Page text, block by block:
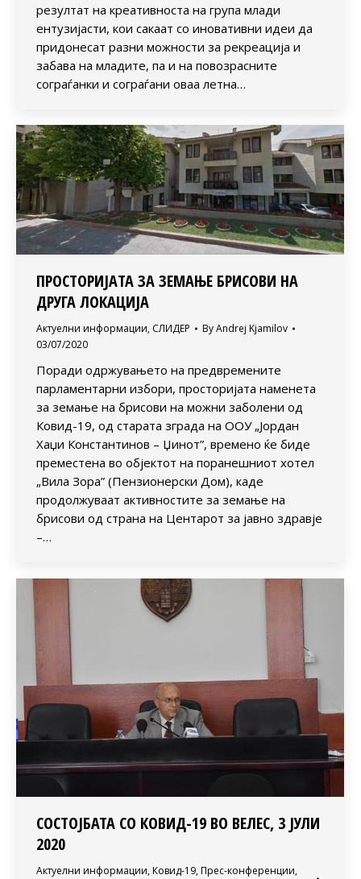
резултат на креативноста на група млади
ентузијасти, кои сакаат со иновативни идеи да
придонесат разни можности за рекреација и
забава на младите, па и на повозрасните
сограѓанки и сограѓани оваа летна…
ПРОСТОРИЈАTA ЗА ЗЕМАЊЕ БРИСОВИ НА
ДРУГА ЛОКАЦИЈА
Актуелни информации, СЛИДЕР ByAndrej Kjamilov
03/07/2020
Поради одржувањето на предвремените
парламентарни избори, просторијата наменета
за земање на брисови на можни заболени од
Ковид-19, од старата зграда на ООУ „Јордан
Хаџи Константинов – Џинот”, времено ќе биде
преместена во објектот на поранешниот хотел
„Вила Зора” (Пензионерски Дом), каде
продолжуваат активностите за земање на
брисови од страна на Центарот за јавно здравје
–…
СОСТОЈБАТА СО КОВИД-19 ВО ВЕЛЕС, 3 ЈУЛИ
2020
Актуелни информации, Ковид-19, Прес-конференции,